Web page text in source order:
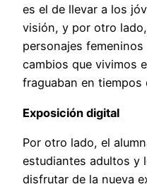
es el de llevar a los
visión, y por otro
personajes
cambios que vivimos
fraguaban en tiempos
Exposición digital
Por otro lado, el
estudiantes adultos y
disfrutar de la nueva